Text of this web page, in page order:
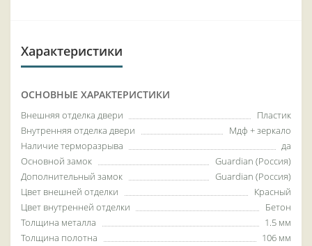
Характеристики
ОСНОВНЫЕ ХАРАКТЕРИСТИКИ
Внешняя отделка двери
Пластик
Внутренняя отделка двери
Мдф + зеркало
Наличие терморазрыва
да
Основной замок
Guardian (Россия)
Дополнительный замок
Guardian (Россия)
Цвет внешней отделки
Красный
Цвет внутренней отделки
Бетон
Толщина металла
1.5 мм
Толщина полотна
106 мм